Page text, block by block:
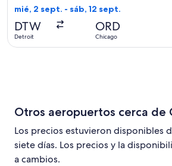
mié, 2 sept. - sáb, 12 sept.
DTW
Detroit
ORD
Chicago
Otros aeropuertos cerca de
Los precios estuvieron disponibles
siete días. Los precios y la
a cambios.